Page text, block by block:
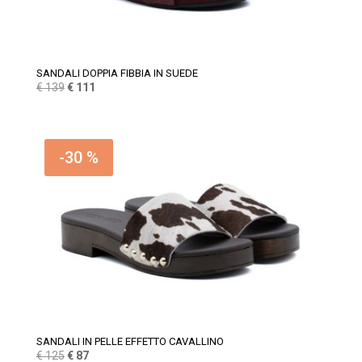
SANDALI DOPPIA FIBBIA IN SUEDE
€139 Il
era:
€ 139.
€111
è:
€ 111.
-30 %
SANDALI IN PELLE EFFETTO CAVALLINO
€125 Il
€87Il